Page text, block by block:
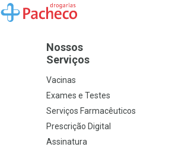
Ir para a Home
Nossos
Serviços
Vacinas
Exames e Testes
Serviços Farmacêuticos
Prescrição Digital
Assinatura